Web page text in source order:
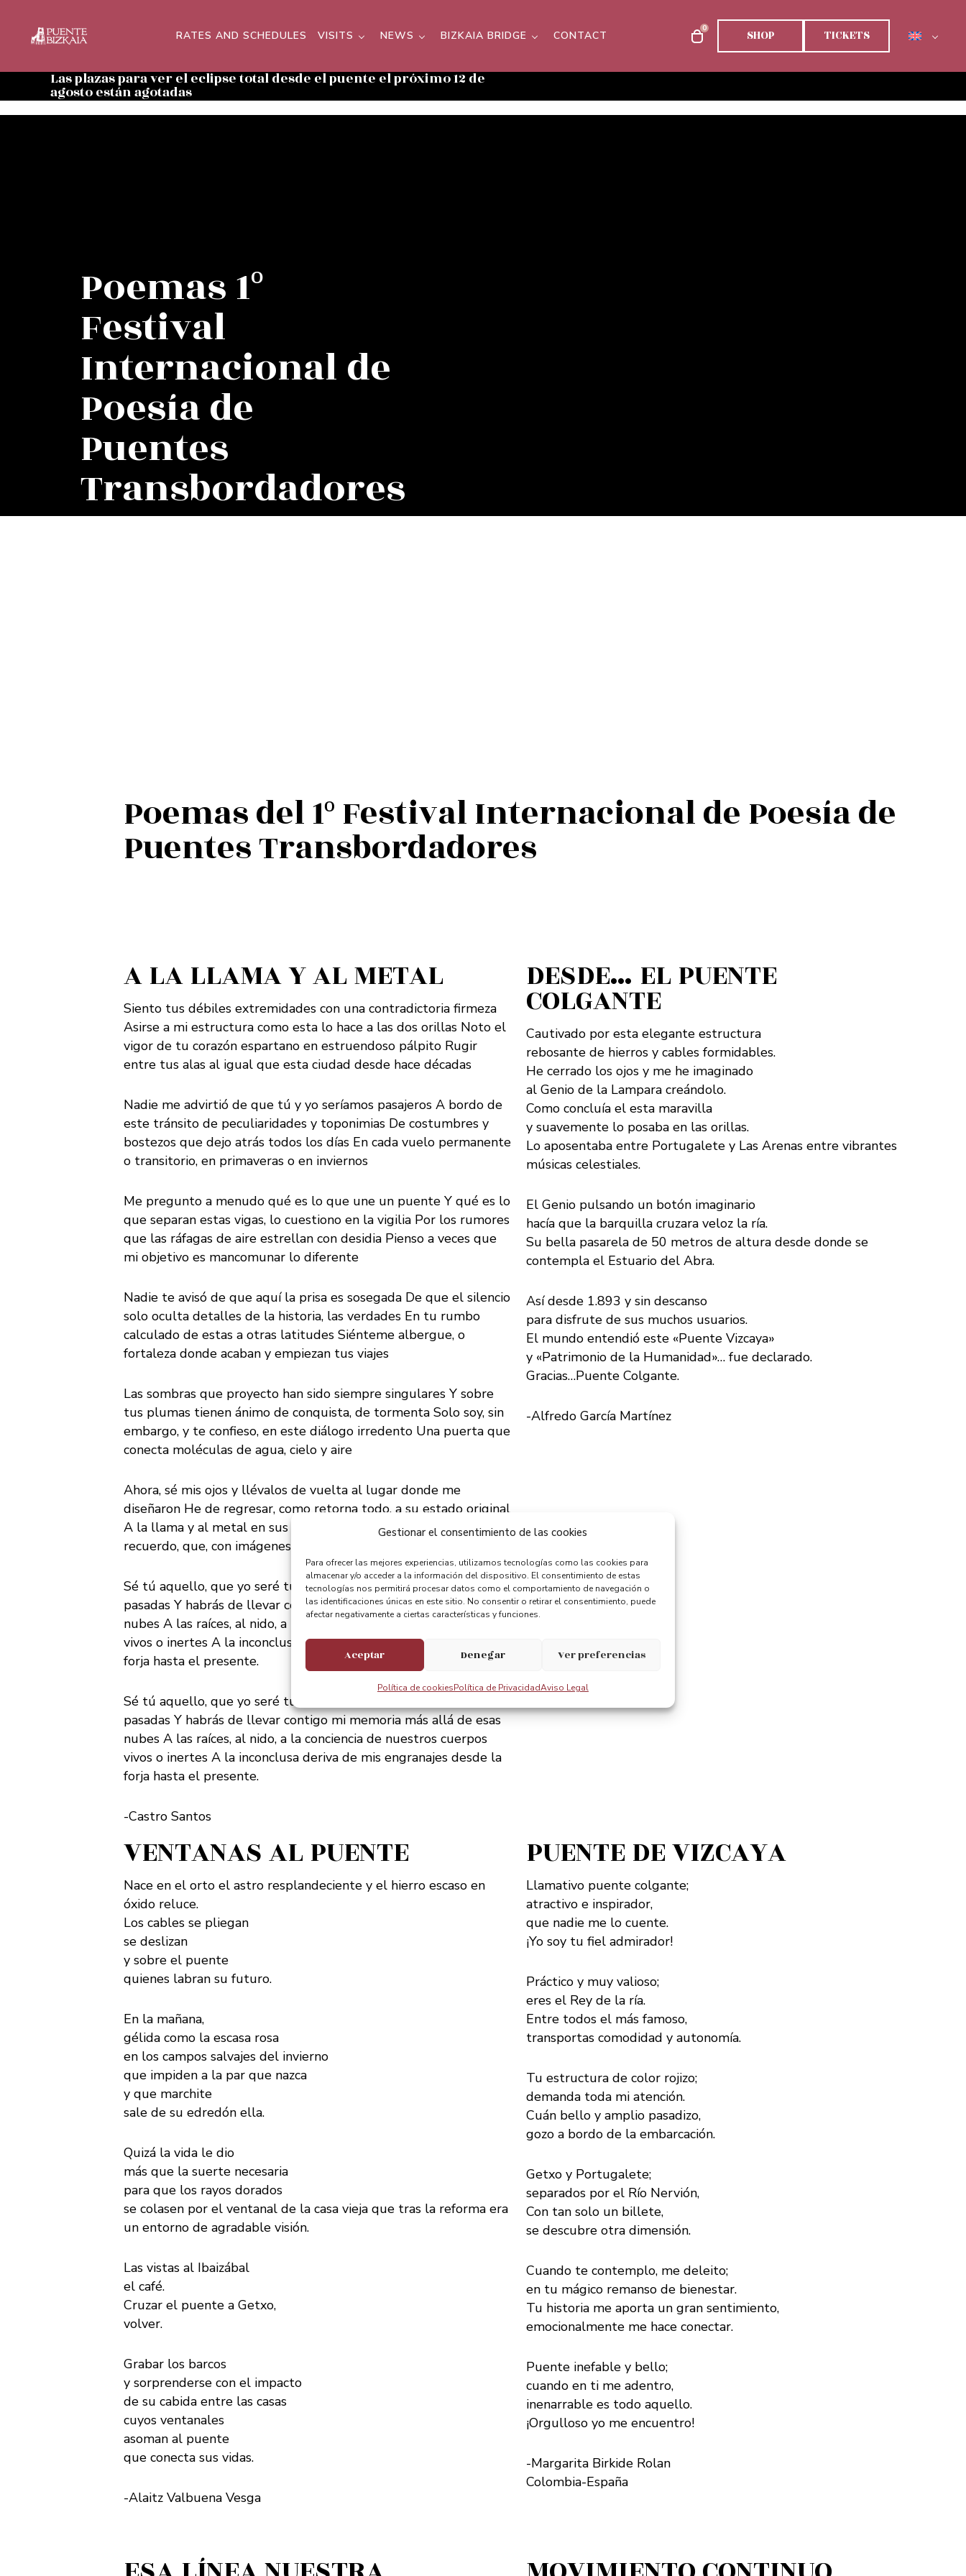
Gestionar el consentimiento de las cookies
Para ofrecer las mejores experiencias, utilizamos tecnologías como las cookies para
almacenar y/o acceder a la información del dispositivo. El consentimiento de estas
tecnologías nos permitirá procesar datos como el comportamiento de navegación o
las identificaciones únicas en este sitio. No consentir o retirar el consentimiento, puede
afectar negativamente a ciertas características y funciones.
Aceptar Denegar Ver preferencias
Política de cookiesPolítica de PrivacidadAviso Legal
RATES AND SCHEDULES VISITS NEWS BIZKAIA BRIDGE CONTACT
0 SHOP TICKETS
Las plazas para ver el eclipse total desde el puente el próximo 12 de
agosto están agotadas
Poemas 1º
Festival
Internacional de
Poesía de
Puentes
Transbordadores
Poemas del 1º Festival Internacional de Poesía de
Puentes Transbordadores
A LA LLAMA Y AL METAL
Siento tus débiles extremidades con una contradictoria firmeza
Asirse a mi estructura como esta lo hace a las dos orillas Noto el
vigor de tu corazón espartano en estruendoso pálpito Rugir
entre tus alas al igual que esta ciudad desde hace décadas
Nadie me advirtió de que tú y yo seríamos pasajeros A bordo de
este tránsito de peculiaridades y toponimias De costumbres y
bostezos que dejo atrás todos los días En cada vuelo permanente
o transitorio, en primaveras o en inviernos
Me pregunto a menudo qué es lo que une un puente Y qué es lo
que separan estas vigas, lo cuestiono en la vigilia Por los rumores
que las ráfagas de aire estrellan con desidia Pienso a veces que
mi objetivo es mancomunar lo diferente
Nadie te avisó de que aquí la prisa es sosegada De que el silencio
solo oculta detalles de la historia, las verdades En tu rumbo
calculado de estas a otras latitudes Siénteme albergue, o
fortaleza donde acaban y empiezan tus viajes
Las sombras que proyecto han sido siempre singulares Y sobre
tus plumas tienen ánimo de conquista, de tormenta Solo soy, sin
embargo, y te confieso, en este diálogo irredento Una puerta que
conecta moléculas de agua, cielo y aire
Ahora, sé mis ojos y llévalos de vuelta al lugar donde me
diseñaron He de regresar, como retorna todo, a su estado original
A la llama y al metal en sus formas primigenias A la postal y al
recuerdo, que, con imágenes y palabras, me retrataron.
Sé tú aquello, que yo seré tu recuerdo transitorio de épocas
pasadas Y habrás de llevar contigo mi memoria más allá de esas
nubes A las raíces, al nido, a la conciencia de nuestros cuerpos
vivos o inertes A la inconclusa deriva de mis engranajes desde la
forja hasta el presente.
Sé tú aquello, que yo seré tu recuerdo transitorio de épocas
pasadas Y habrás de llevar contigo mi memoria más allá de esas
nubes A las raíces, al nido, a la conciencia de nuestros cuerpos
vivos o inertes A la inconclusa deriva de mis engranajes desde la
forja hasta el presente.
-Castro Santos
DESDE… EL PUENTE
COLGANTE
Cautivado por esta elegante estructura
rebosante de hierros y cables formidables.
He cerrado los ojos y me he imaginado
al Genio de la Lampara creándolo.
Como concluía el esta maravilla
y suavemente lo posaba en las orillas.
Lo aposentaba entre Portugalete y Las Arenas entre vibrantes
músicas celestiales.
El Genio pulsando un botón imaginario
hacía que la barquilla cruzara veloz la ría.
Su bella pasarela de 50 metros de altura desde donde se
contempla el Estuario del Abra.
Así desde 1.893 y sin descanso
para disfrute de sus muchos usuarios.
El mundo entendió este «Puente Vizcaya»
y «Patrimonio de la Humanidad»… fue declarado.
Gracias…Puente Colgante.
-Alfredo García Martínez
VENTANAS AL PUENTE
Nace en el orto el astro resplandeciente y el hierro escaso en
óxido reluce.
Los cables se pliegan
se deslizan
y sobre el puente
quienes labran su futuro.
En la mañana,
gélida como la escasa rosa
en los campos salvajes del invierno
que impiden a la par que nazca
y que marchite
sale de su edredón ella.
Quizá la vida le dio
más que la suerte necesaria
para que los rayos dorados
se colasen por el ventanal de la casa vieja que tras la reforma era
un entorno de agradable visión.
Las vistas al Ibaizábal
el café.
Cruzar el puente a Getxo,
volver.
Grabar los barcos
y sorprenderse con el impacto
de su cabida entre las casas
cuyos ventanales
asoman al puente
que conecta sus vidas.
-Alaitz Valbuena Vesga
PUENTE DE VIZCAYA
Llamativo puente colgante;
atractivo e inspirador,
que nadie me lo cuente.
¡Yo soy tu fiel admirador!
Práctico y muy valioso;
eres el Rey de la ría.
Entre todos el más famoso,
transportas comodidad y autonomía.
Tu estructura de color rojizo;
demanda toda mi atención.
Cuán bello y amplio pasadizo,
gozo a bordo de la embarcación.
Getxo y Portugalete;
separados por el Río Nervión​,
Con tan solo un billete,
se descubre otra dimensión.
Cuando te contemplo, me deleito;
en tu mágico remanso de bienestar.
Tu historia me aporta un gran sentimiento,
emocionalmente me hace conectar.
Puente inefable y bello;
cuando en ti me adentro,
inenarrable es todo aquello.
¡Orgulloso yo me encuentro!
-Margarita Birkide Rolan
Colombia-España